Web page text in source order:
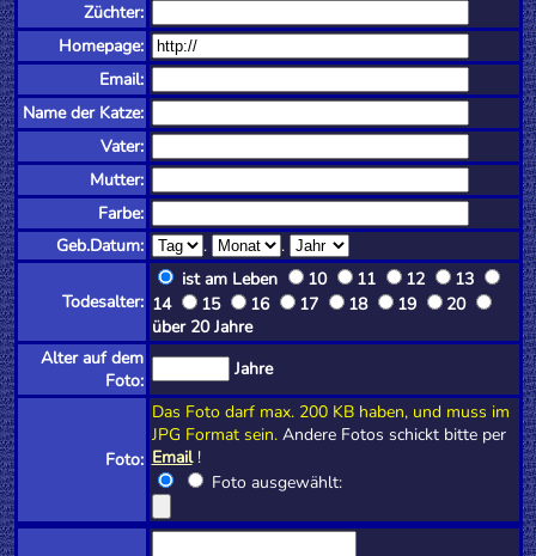
Züchter:
Homepage:
Email:
Name der Katze:
Vater:
Mutter:
Farbe:
Geb.Datum:
. .
Todesalter:
ist am Leben 10 11 12
13
14
15 16 17 18 19
20
über 20 Jahre
Alter auf dem
Foto:
Jahre
Foto:
Das Foto darf max. 200 KB haben, und muss im
JPG Format sein.Andere Fotos schickt bitte per
Email!
Foto ausgewählt: